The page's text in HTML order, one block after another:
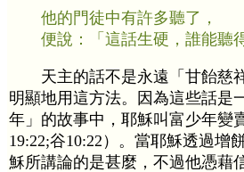
他的門徒中有許多聽了，
便說：「這話生硬，誰能聽得
天主的話不是永遠「甘飴慈
明顯地用這方法。因為這些話是
年」的故事中，耶穌叫富少年變
19:22;谷10:22）。當耶穌透過
穌所講論的是甚麼，不過他憑藉